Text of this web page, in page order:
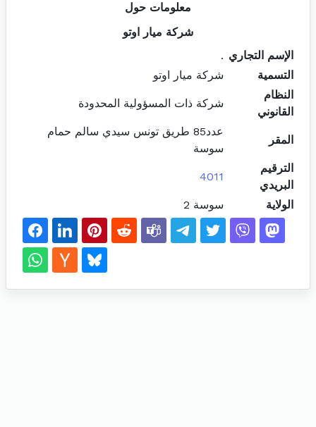
معلومات حول
شركة ميار اوتو
الإسم التجاري .
التسمية
شركة ميار اوتو
النظام
القانوني
شركة ذات المسؤولية المحدودة
المقر
عدد85 طريق تونس سيدي سالم حمام
سوسة
الترقيم
البريدي
4011
الولاية سوسة 2